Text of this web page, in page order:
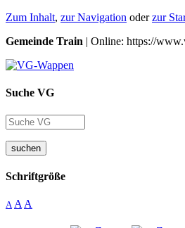
Zum Inhalt, zur Navigation oderzur
Gemeinde Train | Online: https://
Suche VG
suchen
Schriftgröße
A A A